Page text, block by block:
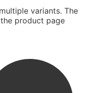
variants. The
product page